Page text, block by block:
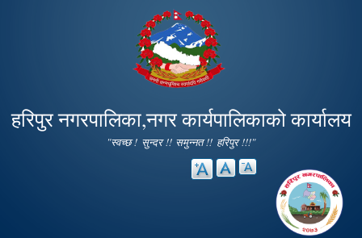
main
content
हरिपुर नगरपालिका,नगर कार्यपालिकाको कार्यालय
"स्वच्छ ! सुन्दर !! समुन्नत !! हरिपुर !!!"